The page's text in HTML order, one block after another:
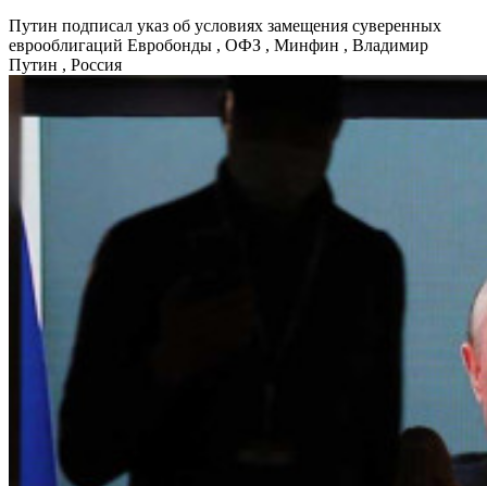
Путин подписал указ об условиях замещения суверенных
еврооблигаций Евробонды , ОФЗ , Минфин , Владимир
Путин , Россия